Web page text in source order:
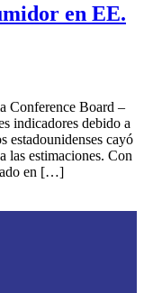
en EE.
Conference Board –
indicadores debido a
estadounidenses cayó
las estimaciones. Con
en […]